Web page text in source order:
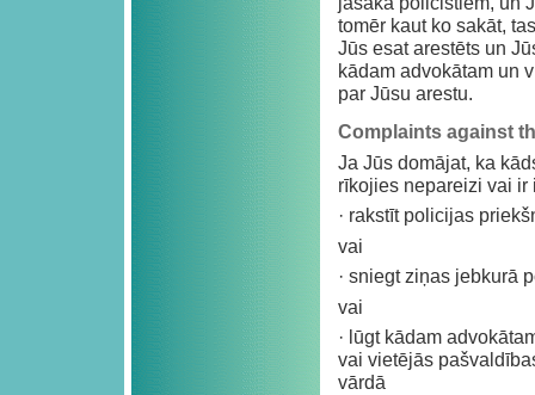
tomēr kaut ko sakāt,
Jūs esat arestēts un
kādam advokātam un
par Jūsu arestu.
Complaints against
Ja Jūs domājat, ka
rīkojies nepareizi vai
· rakstīt policijas
vai
· sniegt ziņas jebkurā
vai
· lūgt kādam
vai vietējās
vārdā